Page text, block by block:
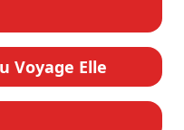
Voyage Elle